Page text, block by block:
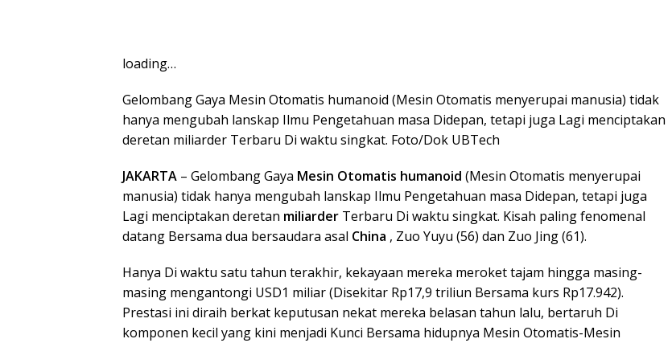
loading…
Gelombang Gaya Mesin Otomatis humanoid (Mesin Otomatis menyerupai manusia) tidak
hanya mengubah lanskap Ilmu Pengetahuan masa Didepan, tetapi juga Lagi menciptakan
deretan miliarder Terbaru Di waktu singkat. Foto/Dok UBTech
JAKARTA – Gelombang Gaya Mesin Otomatis humanoid (Mesin Otomatis menyerupai
manusia) tidak hanya mengubah lanskap Ilmu Pengetahuan masa Didepan, tetapi juga
Lagi menciptakan deretan miliarder Terbaru Di waktu singkat. Kisah paling fenomenal
datang Bersama dua bersaudara asal China , Zuo Yuyu (56) dan Zuo Jing (61).
Hanya Di waktu satu tahun terakhir, kekayaan mereka meroket tajam hingga masing-
masing mengantongi USD1 miliar (Disekitar Rp17,9 triliun Bersama kurs Rp17.942).
Prestasi ini diraih berkat keputusan nekat mereka belasan tahun lalu, bertaruh Di
komponen kecil yang kini menjadi Kunci Bersama hidupnya Mesin Otomatis-Mesin